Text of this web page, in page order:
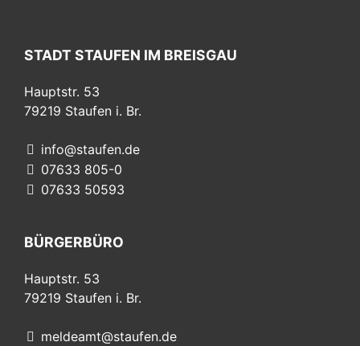
STADT STAUFEN IM BREISGAU
Hauptstr. 53
79219 Staufen i. Br.
info@staufen.de
07633 805-0
07633 50593
BÜRGERBÜRO
Hauptstr. 53
79219 Staufen i. Br.
meldeamt@staufen.de